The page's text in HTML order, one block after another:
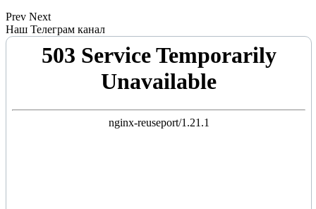
Prev Next
Наш Телеграм канал